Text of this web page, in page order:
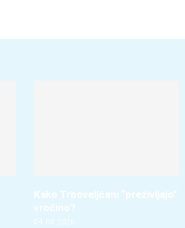
Kako Trboveljčani “preživljajo”
vročino?
04. 08. 2026